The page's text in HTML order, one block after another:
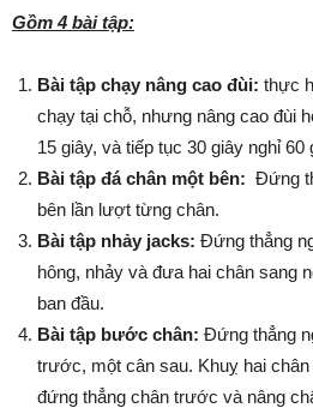
Gồm 4 bài tập:
Bài tập chạy nâng cao đùi: thực
chạy tại chỗ, nhưng nâng cao đùi
15 giây, và tiếp tục 30 giây nghỉ 60
Bài tập đá chân một bên: Đứng
bên lần lượt từng chân.
Bài tập nhảy jacks: Đứng thẳng
hông, nhảy và đưa hai chân sang
ban đầu.
Bài tập bước chân: Đứng thẳng
trước, một cân sau. Khuỵ hai
đứng thẳng chân trước và nâng